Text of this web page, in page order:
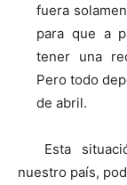
fuera
para que a
tener una
Pero todo
de abril.
Esta
nuestro país,